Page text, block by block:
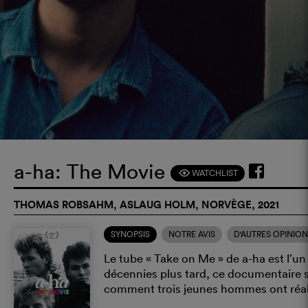
a-ha: The Movie F WATCHLIST
THOMAS ROBSAHM, ASLAUG HOLM, NORVÈGE, 2021
SYNOPSIS NOTRE AVIS D'AUTRES
Le tube « Take on Me » de a-ha est
décennies plus tard, ce documentaire
comment trois jeunes hommes ont